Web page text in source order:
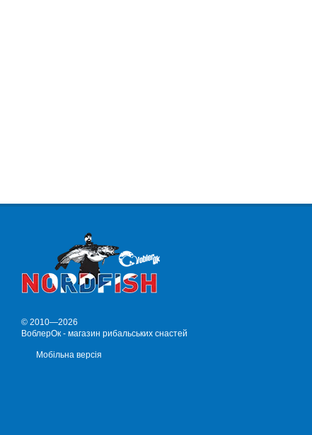
© 2010—2026
ВоблерОк - магазин рибальських снастей
Мобільна версія